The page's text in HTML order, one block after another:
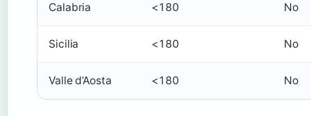
Calabria <180 No
Sicilia <180 No
Valle d’Aosta <180 No